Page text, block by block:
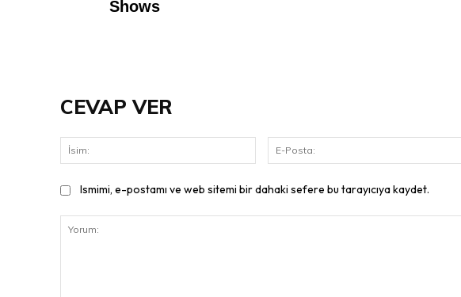
CEVAP VER
İsim:
Ismimi, e-postamı ve web sitemi bir dahaki sefere bu tarayıcıya kaydet.